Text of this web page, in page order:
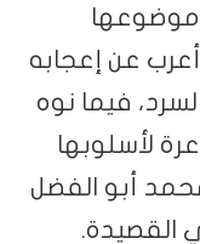
موضوعها
عن إعجابه
فيما نوه
لأسلوبها
أبو الفضل
القصيدة.